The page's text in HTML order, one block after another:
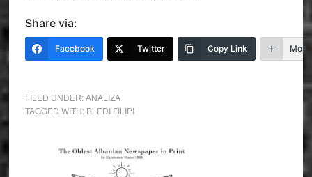
Share via:
Facebook Twitter Copy Link More
FILED UNDER:ANALIZA
TAGGED WITH: BLEDI FILIPI